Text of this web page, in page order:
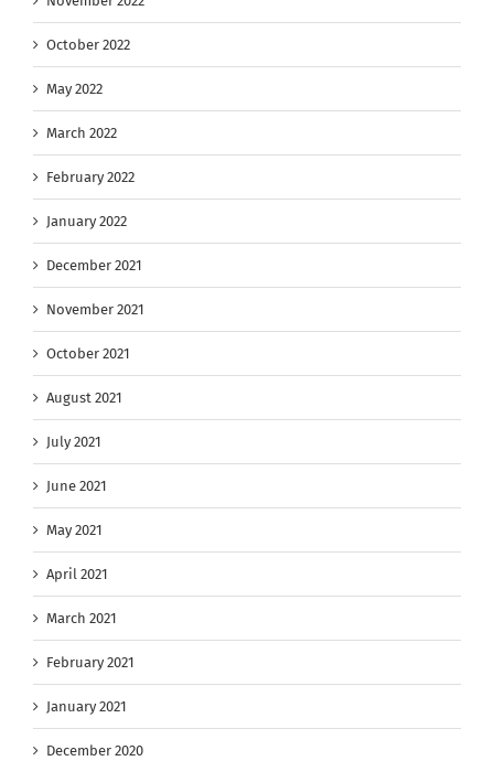
October 2022
May 2022
March 2022
February 2022
January 2022
December 2021
November 2021
October 2021
August 2021
July 2021
June 2021
May 2021
April 2021
March 2021
February 2021
January 2021
December 2020